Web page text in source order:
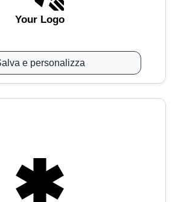
Your Logo
e personalizza